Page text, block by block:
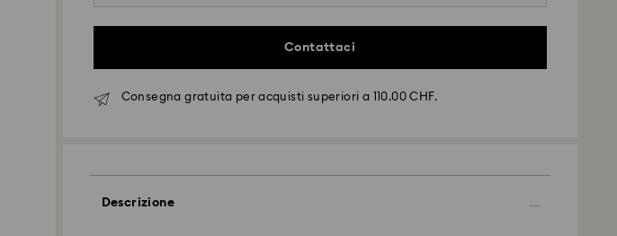
Contattaci
Consegna gratuita per acquisti superiori a 110.00 CHF.
Descrizione